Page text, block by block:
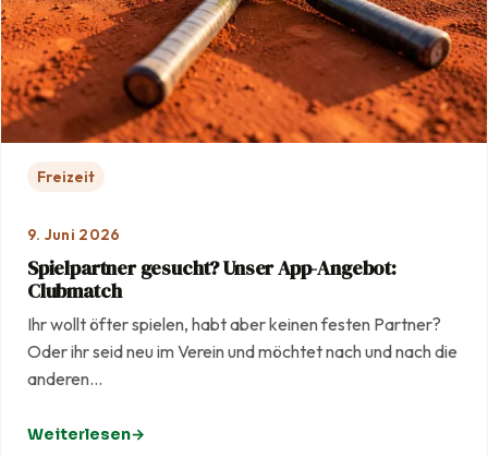
Freizeit
9. Juni 2026
Spielpartner gesucht? Unser App-Angebot:
Clubmatch
Ihr wollt öfter spielen, habt aber keinen festen Partner?
Oder ihr seid neu im Verein und möchtet nach und nach die
anderen…
Weiterlesen
: Spielpartner gesucht? Unser App-Angebot: Clubmatch